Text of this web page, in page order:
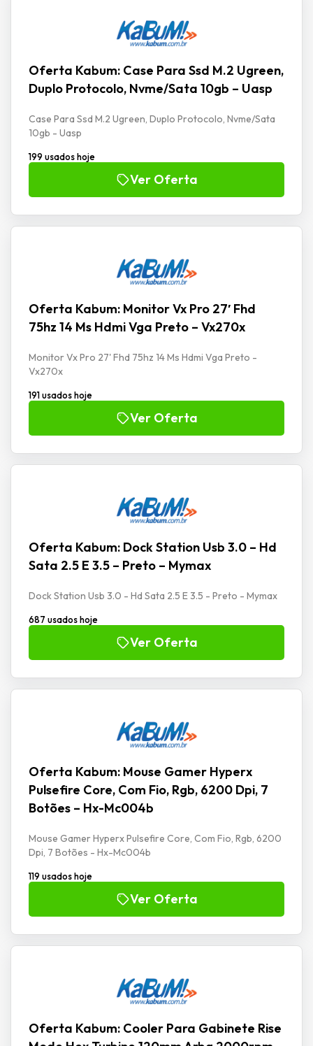
Oferta Kabum: Case Para Ssd M.2 Ugreen,
Duplo Protocolo, Nvme/Sata 10gb – Uasp
Case Para Ssd M.2 Ugreen, Duplo Protocolo, Nvme/Sata
10gb - Uasp
199 usados hoje
Ver Oferta
Oferta Kabum: Monitor Vx Pro 27′ Fhd
75hz 14 Ms Hdmi Vga Preto – Vx270x
Monitor Vx Pro 27' Fhd 75hz 14 Ms Hdmi Vga Preto -
Vx270x
191 usados hoje
Ver Oferta
Oferta Kabum: Dock Station Usb 3.0 – Hd
Sata 2.5 E 3.5 – Preto – Mymax
Dock Station Usb 3.0 - Hd Sata 2.5 E 3.5 - Preto - Mymax
687 usados hoje
Ver Oferta
Oferta Kabum: Mouse Gamer Hyperx
Pulsefire Core, Com Fio, Rgb, 6200 Dpi, 7
Botões – Hx-Mc004b
Mouse Gamer Hyperx Pulsefire Core, Com Fio, Rgb, 6200
Dpi, 7 Botões - Hx-Mc004b
119 usados hoje
Ver Oferta
Oferta Kabum: Cooler Para Gabinete Rise